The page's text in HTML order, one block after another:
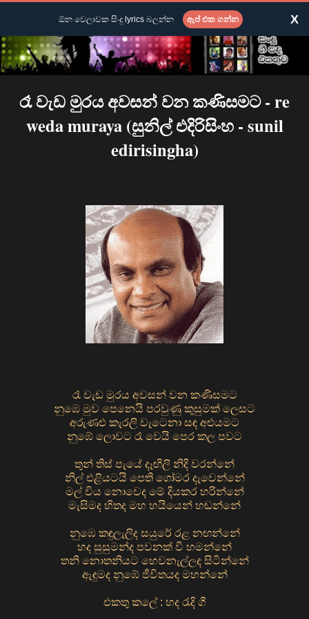
රෑ වැඩ මුරය අවසන් වන කණිසමට - re
weda muraya (සුනිල් එදිරිසිංහ - sunil
edirisingha)
රෑ වැඩ මුරය අවසන් වන කණිසමට
නුඹෙ මුව පෙනෙයි පරවුණු කුසුමක් ලෙසට
අරුණළු කැරලි වැටෙනා සඳ අළුයමට
නුඹේ ලොවට රෑ වෙයි පෙර කල පවට
තුන් තිස් පැයේ දෑඟිලි නිදි වරන්නේ
නිල් එළියටයි පෙති ගෝමර දැවෙන්නේ
මල් විය නොවෙද මේ දියකර හරින්නේ
මැසිමද හිතද මහ හයියෙන් හඬන්නේ
නුඹෙ කඳුලැලිද සයුරේ රළ නඟන්නේ
හද සුසුමන්ද පවනක් වී හමන්නේ
තනි නොතනියට හෙවනැල්ලද සිටින්නේ
ඇඳුමද නුඹේ ජීවිතයද මහන්නේ
එකතු කලේ : හද රැදි ගී
ඕන වෙලාවක සිංදු lyrics බලන්න ඇප් එක ගන්න X